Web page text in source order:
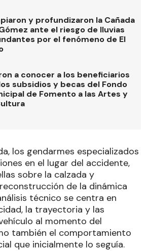
y profundizaron la Cañada
ante el riesgo de lluvias
por el fenómeno de El
a conocer a los beneficiarios
subsidios y becas del Fondo
de Fomento a las Artes y
los gendarmes especializados
en el lugar del accidente,
sobre la calzada y
de la dinámica
técnico se centra en
la trayectoria y las
al momento del
también el comportamiento
que inicialmente lo seguía.